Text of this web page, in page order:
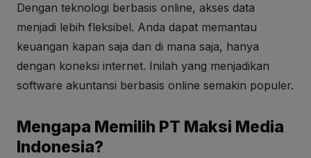
Dengan teknologi berbasis online, akses data
menjadi lebih fleksibel. Anda dapat memantau
keuangan kapan saja dan di mana saja, hanya
dengan koneksi internet. Inilah yang menjadikan
software akuntansi berbasis online semakin populer.
Mengapa Memilih PT Maksi Media
Indonesia?